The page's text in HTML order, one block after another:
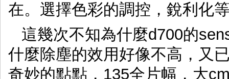
在。選擇色彩的調控，銳利化
這幾次不知為什麼d700的
什麼除塵的效用好像不高，又
奇妙的點點，135全片幅，大